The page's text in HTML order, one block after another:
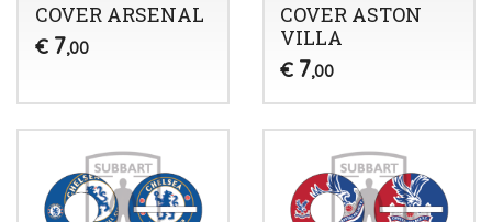
COVER ARSENAL
€ 7,00
COVER ASTON
VILLA
€ 7,00